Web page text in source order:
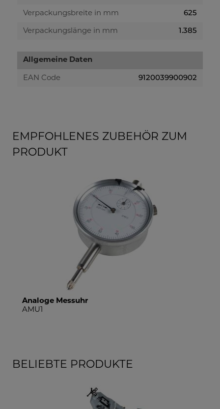
Verpackungsbreite in mm 625
Verpackungslänge in mm 1.385
Allgemeine Daten
EAN Code 9120039900902
EMPFOHLENES ZUBEHÖR ZUM
PRODUKT
Bügelmessschrauben Set
BELIEBTE PRODUKTE